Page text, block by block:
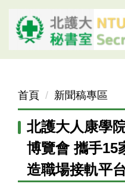
跳
到
要
首頁 新聞稿專區
北護大人康學
博覽會 攜手15
造職場接軌平